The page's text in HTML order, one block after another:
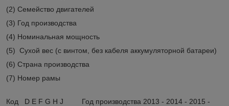
(2) Семейство двигателей
(3) Год производства
(4) Номинальная мощность
(5) Сухой вес (с винтом, без кабеля аккумуляторной батареи)
(6) Страна производства
(7) Номер рамы
Код D E F G H J Год производства 2013 - 2014 - 2015 -